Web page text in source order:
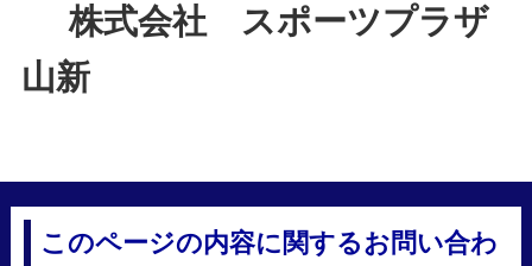
株式会社 スポーツプラザ
山新
このページの内容に関するお問い合わ